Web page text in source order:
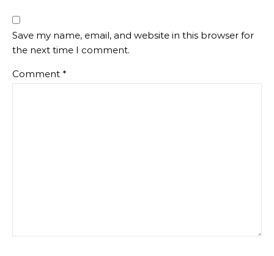
Save my name, email, and website in this browser for
the next time I comment.
Comment *